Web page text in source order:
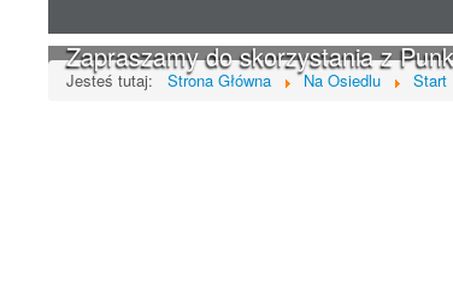
Zapraszamy do skorzystania z
Jesteś tutaj: Strona Główna Na Osiedlu Start